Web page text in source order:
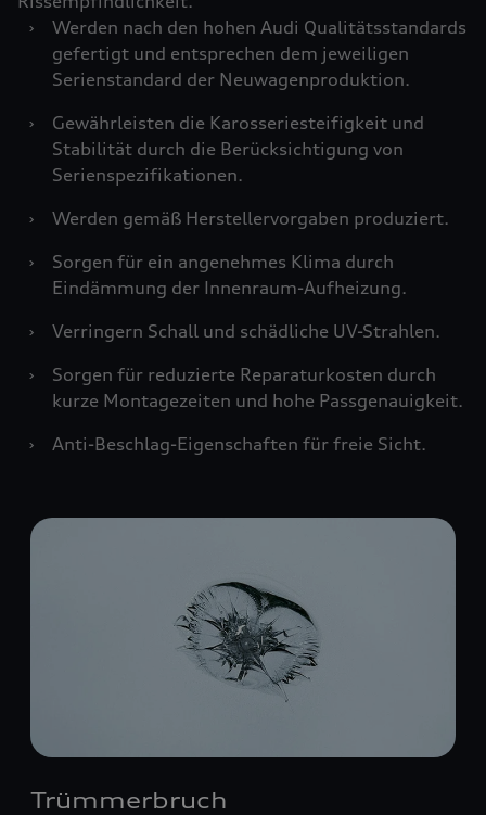
›
Werden nach den hohen Audi Qualitätsstandards
gefertigt und entsprechen dem jeweiligen
Serienstandard der Neuwagenproduktion.
›
Gewährleisten die Karosseriesteifigkeit und
Stabilität durch die Berücksichtigung von
Serienspezifikationen.
›
Werden gemäß Herstellervorgaben produziert.
›
Sorgen für ein angenehmes Klima durch
Eindämmung der Innenraum-Aufheizung.
›
Verringern Schall und schädliche UV-Strahlen.
›
Sorgen für reduzierte Reparaturkosten durch
kurze Montagezeiten und hohe Passgenauigkeit.
›
Anti-Beschlag-Eigenschaften für freie Sicht.
Trümmerbruch